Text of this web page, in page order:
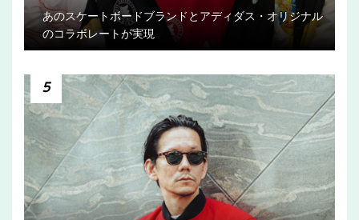
あのスケートボードブランドとアディダス・オリジナル
のコラボレートが実現
5